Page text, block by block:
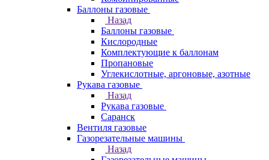
Баллоны газовые
Назад
Баллоны газовые
Кислородные
Комплектующие к баллонам
Пропановые
Углекислотные, аргоновые, азотные
Рукава газовые
Назад
Рукава газовые
Саранск
Вентиля газовые
Газорезательные машины
Назад